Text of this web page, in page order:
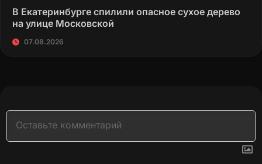
В Екатеринбурге спилили опасное сухое дерево
на улице Московской
07.08.2026